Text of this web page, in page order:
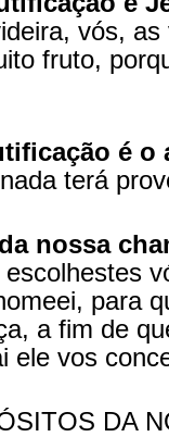
vós,
fruto,
é o
terá
nossa
escolhestes
para
a fim de
ele vos
DA